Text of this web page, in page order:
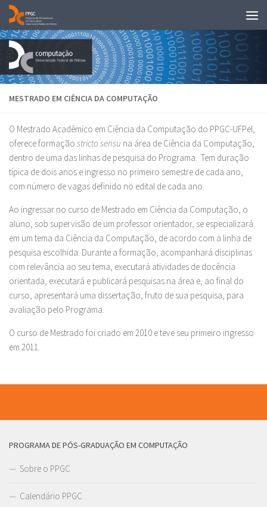
Skip to content
MESTRADO EM CIÊNCIA DA COMPUTAÇÃO
O Mestrado Acadêmico em Ciência da Computação do PPGC-UFPel,
oferece formação stricto sensu na área de Ciência da Computação,
dentro de uma das linhas de pesquisa do Programa. Tem duração
típica de dois anos e ingresso no primeiro semestre de cada ano,
com número de vagas definido no edital de cada ano.
Ao ingressar no curso de Mestrado em Ciência da Computação, o
aluno, sob supervisão de um professor orientador, se especializará
em um tema da Ciência da Computação, de acordo com a linha de
pesquisa escolhida. Durante a formação, acompanhará disciplinas
com relevância ao seu tema, executará atividades de docência
orientada, executará e publicará pesquisas na área e, ao final do
curso, apresentará uma dissertação, fruto de sua pesquisa, para
avaliação pelo Programa.
O curso de Mestrado foi criado em 2010 e teve seu primeiro ingresso
em 2011.
PROGRAMA DE PÓS-GRADUAÇÃO EM COMPUTAÇÃO
Sobre o PPGC
Calendário PPGC